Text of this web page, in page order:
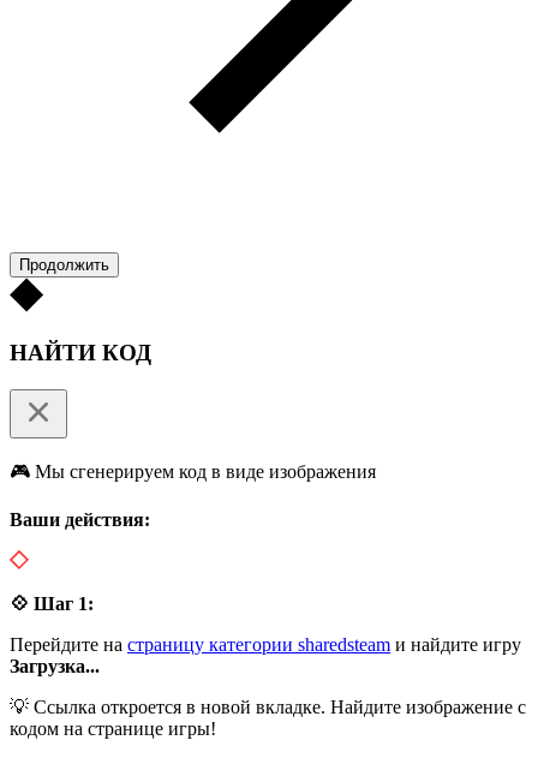
Продолжить
НАЙТИ КОД
🎮 Мы сгенерируем код в виде изображения
Ваши действия:
💠 Шаг 1:
Перейдите на страницу категории sharedsteam и найдите игру
Загрузка...
💡 Ссылка откроется в новой вкладке. Найдите изображение с
кодом на странице игры!